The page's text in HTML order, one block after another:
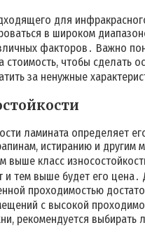
для
в широком
факторов․ Важно
чтобы сделать
за ненужные
ламината определяет
истиранию и другим
выше класс
и тем выше будет его
проходимостью
с высокой
рекомендуется выбирать